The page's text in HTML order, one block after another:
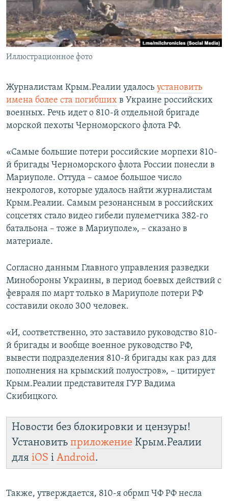
КРЫМ.НЕПОКОРЕННЫЙ
ELIFBE
УКРАИНСКАЯ ПРОБЛЕМА КРЫМА
Все сайты RFE/RL
Иллюстрационное фото
Журналистам Крым.Реалии удалось установить
имена более ста погибших в Украине российских
военных. Речь идет о 810-й отдельной бригаде
морской пехоты Черноморского флота РФ.
«Самые большие потери российские морпехи 810-
й бригады Черноморского флота России понесли в
Мариуполе. Оттуда – самое большое число
некрологов, которые удалось найти журналистам
Крым.Реалии. Самым резонансным в российских
соцсетях стало видео гибели пулеметчика 382-го
батальона – тоже в Мариуполе», – сказано в
материале.
Согласно данным Главного управления разведки
Минобороны Украины, в период боевых действий с
февраля по март только в Мариуполе потери РФ
составили около 300 человек.
«И, соответственно, это заставило руководство 810-
й бригады и вообще военное руководство РФ,
вывести подразделения 810-й бригады как раз для
пополнения на крымский полуостров», – цитирует
Крым.Реалии представителя ГУР Вадима
Скибицкого.
Новости без блокировки и цензуры!
Установить приложение Крым.Реалии
для iOS і Android.
Также, утверждается, 810-я обрмп ЧФ РФ несла